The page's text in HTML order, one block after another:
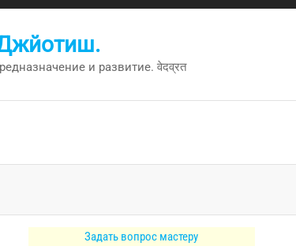
и развитие. वेदव्रत
Задать вопрос мастеру